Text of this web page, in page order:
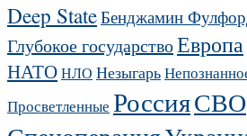
Deep StateБенджамин
Глубокое государствоЕвропа
НАТОНЛО Незыгарь
Просветленные РоссияСВО